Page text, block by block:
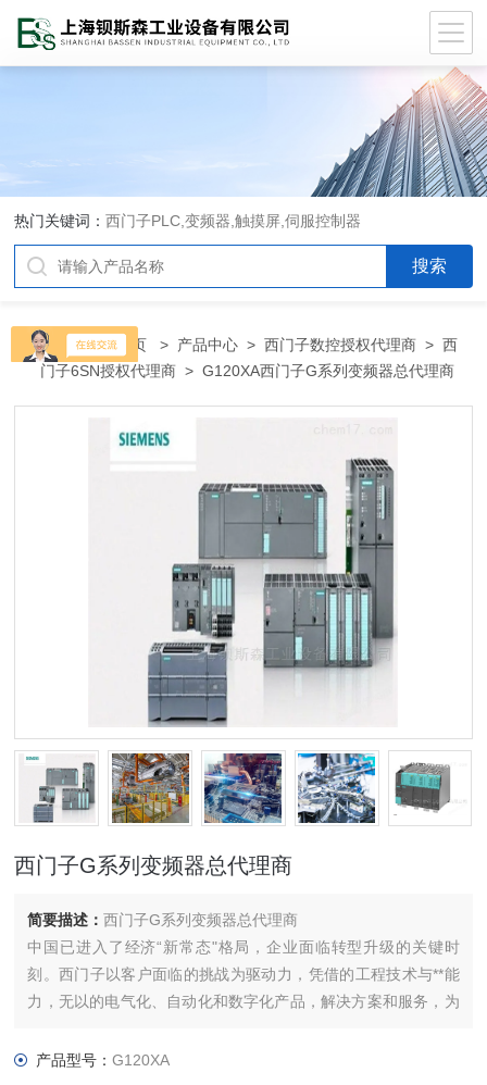
热门关键词：西门子PLC,变频器,触摸屏,伺服控制器
当前位置：首页 > 产品中心 >西门子数控授权代理商 >西
门子6SN授权代理商 > G120XA西门子G系列变频器总代理商
西门子G系列变频器总代理商
简要描述：西门子G系列变频器总代理商
中国已进入了经济“新常态"格局，企业面临转型升级的关键时
刻。西门子以客户面临的挑战为驱动力，凭借的工程技术与**能
力，无以的电气化、自动化和数字化产品，解决方案和服务，为
可持续的发展。我们将这种力量称之为“博大精深，同心致远"。
产品型号：G120XA